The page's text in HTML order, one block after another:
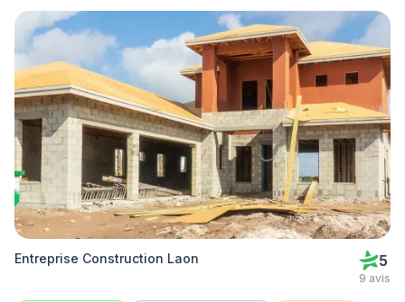
Entreprise Construction Laon 5
9 avis